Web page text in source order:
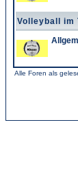
Volleyball im
Alle Foren als